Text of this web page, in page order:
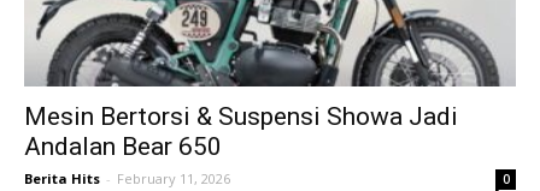
Mesin Bertorsi & Suspensi Showa Jadi
Andalan Bear 650
Berita Hits - February 11, 2026 0